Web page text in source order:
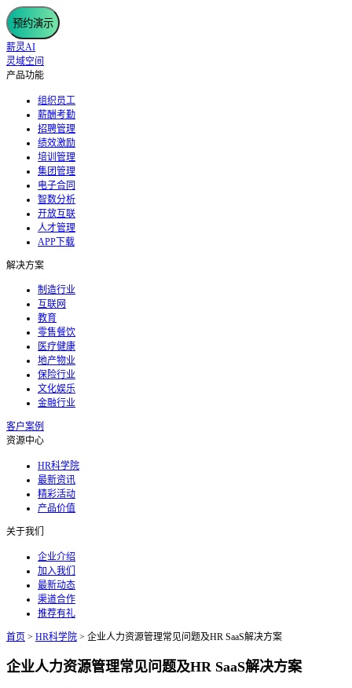
预约演示
薪灵AI
灵域空间
产品功能
组织员工
薪酬考勤
招聘管理
绩效激励
培训管理
集团管理
电子合同
智数分析
开放互联
人才管理
APP下载
解决方案
制造行业
互联网
教育
零售餐饮
医疗健康
地产物业
保险行业
文化娱乐
金融行业
客户案例
资源中心
HR科学院
最新资讯
精彩活动
产品价值
关于我们
企业介绍
加入我们
最新动态
渠道合作
推荐有礼
首页 > HR科学院 > 企业人力资源管理常见问题及HR SaaS解决方案
企业人力资源管理常见问题及HR SaaS解决方案